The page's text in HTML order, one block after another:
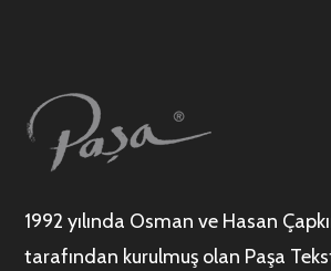
1992 yılında Osman ve Hasan
tarafından kurulmuş olan Paşa